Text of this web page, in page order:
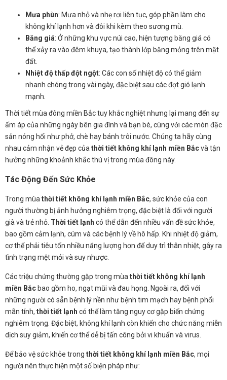
Mưa phùn: Mưa nhỏ và nhẹ rơi liên tục, góp phần làm cho
không khí lạnh hơn và đôi khi kèm theo sương mù.
Băng giá: Ở những khu vực núi cao, hiện tượng băng giá có
thể xảy ra vào đêm khuya, tạo thành lớp băng mỏng trên mặt
đất.
Nhiệt độ thấp đột ngột: Các con số nhiệt độ có thể giảm
nhanh chóng trong vài ngày, đặc biệt sau các đợt gió lạnh
mạnh.
Thời tiết mùa đông miền Bắc tuy khắc nghiệt nhưng lại mang đến sự
ấm áp của những ngày bên gia đình và bạn bè, cùng với các món đặc
sản nóng hổi như phở, chè hay bánh trôi nước. Chúng ta hãy cùng
nhau cảm nhận vẻ đẹp của thời tiết không khí lạnh miền Bắcvà tận
hưởng những khoảnh khắc thú vị trong mùa đông này.
Tác Động Đến Sức Khỏe
Trong mùa thời tiết không khí lạnh miền Bắc, sức khỏe của con
người thường bị ảnh hưởng nghiêm trọng, đặc biệt là đối với người
già và trẻ nhỏ. Thời tiết lạnh có thể dẫn đến nhiều vấn đề sức khỏe,
bao gồm cảm lạnh, cúm và các bệnh lý về hô hấp. Khi nhiệt độ giảm,
cơ thể phải tiêu tốn nhiều năng lượng hơn để duy trì thân nhiệt, gây ra
tình trạng mệt mỏi và suy nhược.
Các triệu chứng thường gặp trong mùa thời tiết không khí lạnh
miền Bắc bao gồm ho, ngạt mũi và đau họng. Ngoài ra, đối với
những người có sẵn bệnh lý nền như bệnh tim mạch hay bệnh phổi
mãn tính, thời tiết lạnh có thể làm tăng nguy cơ gặp biến chứng
nghiêm trọng. Đặc biệt, không khí lạnh còn khiến cho chức năng miễn
dịch suy giảm, khiến cơ thể dễ bị tấn công bởi vi khuẩn và virus.
Để bảo vệ sức khỏe trong thời tiết không khí lạnh miền Bắc, mọi
người nên thực hiện một số biện pháp như: